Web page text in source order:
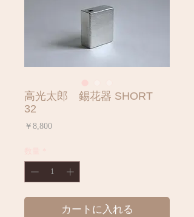
高光太郎 錫花器 SHORT
32
￥8,800価
カートに入れる